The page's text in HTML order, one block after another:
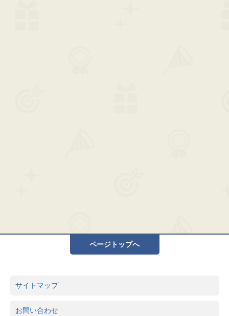
ページトップへ
サイトマップ
お問い合わせ